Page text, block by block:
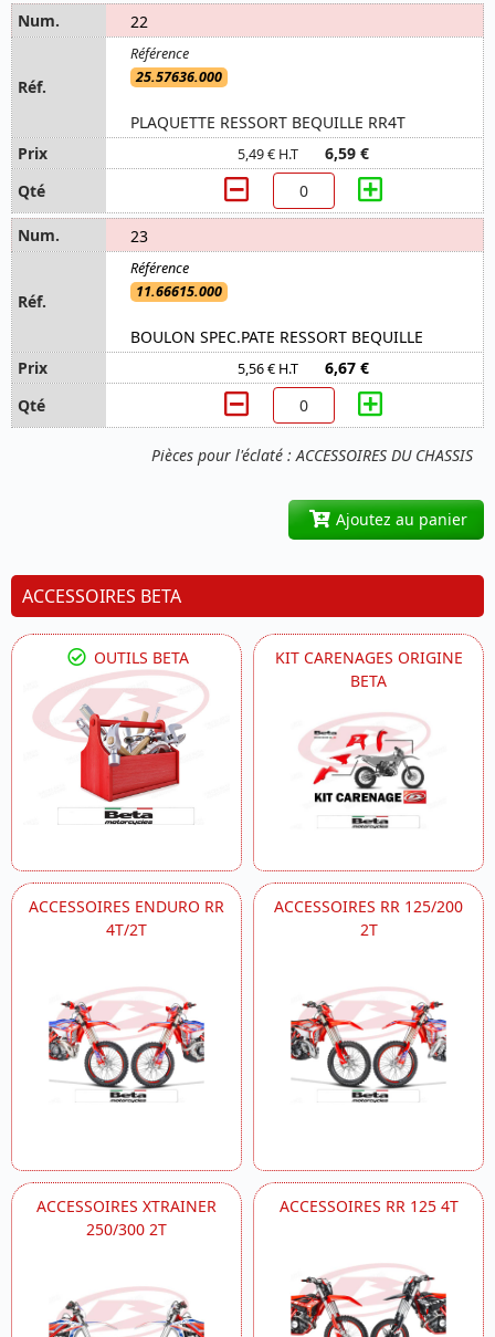
Pièces pour l'éclaté : ACCESSOIRES DU CHASSIS
22
25.57636.000
PLAQUETTE RESSORT BEQUILLE RR4T
5,49 € H.T 6,59 €
23
11.66615.000
BOULON SPEC.PATE RESSORT BEQUILLE
5,56 € H.T 6,67 €
Ajoutez au panier
ACCESSOIRES BETA
OUTILS BETA
KIT CARENAGES ORIGINE
BETA
ACCESSOIRES ENDURO RR
4T/2T
ACCESSOIRES RR 125/200
2T
ACCESSOIRES XTRAINER
250/300 2T
ACCESSOIRES RR 125 4T